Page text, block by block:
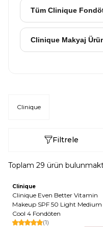
Tüm Clinique
Clinique Makyaj
Clinique
Filtrele
Toplam 29 ürün
Clinique
Clinique Even Better Vitamin
Makeup SPF 50 Light Medium
Cool 4 Fondöten
(1)